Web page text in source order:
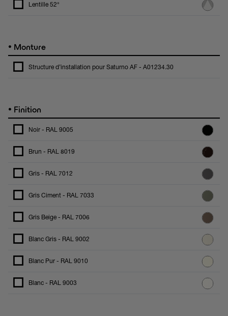
Lentille 52°
• Monture
Structure d’installation pour Saturno AF - A01234.30
• Finition
Noir - RAL 9005
Brun - RAL 8019
Gris - RAL 7012
Gris Ciment - RAL 7033
Gris Beige - RAL 7006
Blanc Gris - RAL 9002
Blanc Pur - RAL 9010
Blanc - RAL 9003